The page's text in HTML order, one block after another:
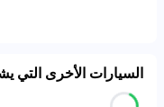
السيارات الأخرى التي